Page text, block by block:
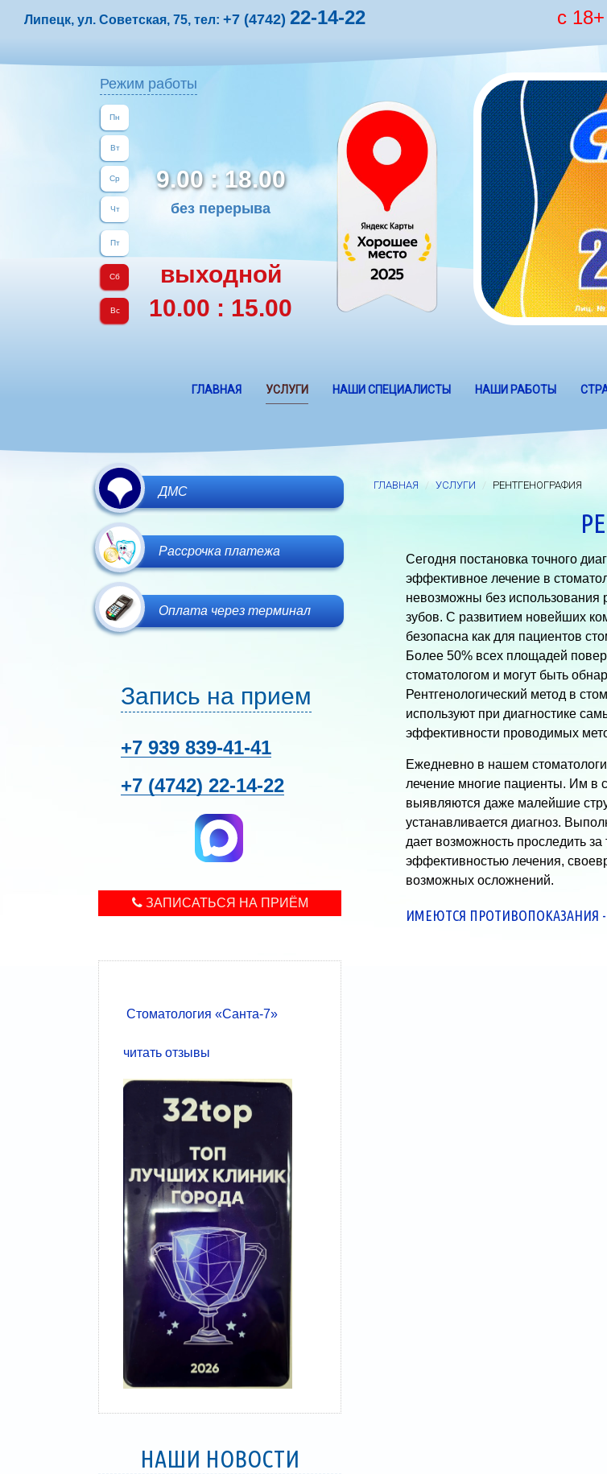
Липецк, ул. Советская, 75, тел: +7 (4742) 22-14-22 с 18+
Режим работы
Пн
Вт
Ср
Чт
9.00 : 18.00
без перерыва
Пт
Сб выходной
Вс 10.00 : 15.00
ГЛАВНАЯ УСЛУГИ НАШИ СПЕЦИАЛИСТЫ НАШИ РАБОТЫ
ГЛАВНАЯ УСЛУГИ РЕНТГЕНОГРАФИЯ
Сегодня постановка точного
эффективное лечение в
невозможны без использования
зубов. С развитием новейших
безопасна как для пациентов
Более 50% всех площадей
стоматологом и могут быть
Рентгенологический метод в
используют при диагностике
эффективности проводимых
Ежедневно в нашем
лечение многие пациенты. Им в
выявляются даже малейшие
устанавливается диагноз.
дает возможность проследить
эффективностью лечения,
возможных осложнений.
ИМЕЮТСЯ ПРОТИВОПОКАЗАНИЯ -
ДМС
Рассрочка платежа
Оплата через терминал
Запись на прием
+7 939 839-41-41
+7 (4742) 22-14-22
ЗАПИСАТЬСЯ НА ПРИЁМ
Стоматология «Санта-7»
читать отзывы
НАШИ НОВОСТИ